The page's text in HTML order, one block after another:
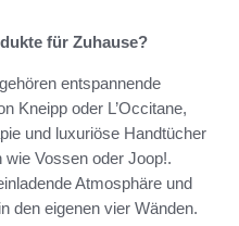
für Zuhause?
entspannende
Kneipp oder L’Occitane,
und luxuriöse Handtücher
Vossen oder Joop!.
Atmosphäre und
den eigenen vier Wänden.